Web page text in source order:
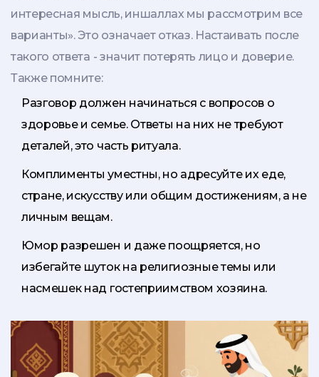
интересная мысль, иншаллах мы рассмотрим все
варианты». Это означает отказ. Настаивать после
такого ответа - значит потерять лицо и доверие.
Также помните:
Разговор должен начинаться с вопросов о
здоровье и семье. Ответы на них не требуют
деталей, это часть ритуала.
Комплименты уместны, но адресуйте их еде,
стране, искусству или общим достижениям, а не
личным вещам.
Юмор разрешен и даже поощряется, но
избегайте шуток на религиозные темы или
насмешек над гостеприимством хозяина.